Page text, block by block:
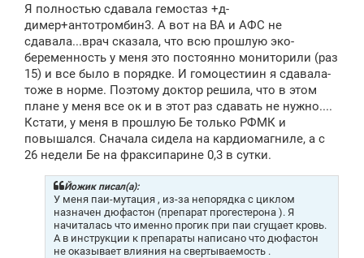
Я полностью сдавала гемостаз +д-
димер+антотромбин3. А вот на ВА и АФС не
сдавала...врач сказала, что всю прошлую эко-
беременность у меня это постоянно мониторили (раз
15) и все было в порядке. И гомоцестиин я сдавала-
тоже в норме. Поэтому доктор решила, что в этом
плане у меня все ок и в этот раз сдавать не нужно....
Кстати, у меня в прошлую Бе только РФМК и
повышался. Сначала сидела на кардиомагниле, а с
26 недели Бе на фраксипарине 0,3 в сутки.
Йожик писал(а):
У меня паи-мутация , из-за непорядка с циклом
назначен дюфастон (препарат прогестерона ). Я
начиталась что именно прогик при паи сгущает кровь.
А в инструкции к препараты написано что дюфастон
не оказывает влияния на свертываемость .